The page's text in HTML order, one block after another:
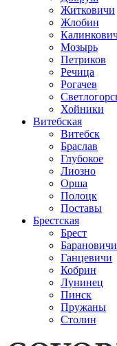
Житковичи
Жлобин
Мозырь
Петриков
Речица
Рогачев
Хойники
Витебская
Витебск
Браслав
Глубокое
Лиозно
Орша
Полоцк
Поставы
Брестская
Брест
Барановичи
Ганцевичи
Кобрин
Лунинец
Пинск
Пружаны
Столин